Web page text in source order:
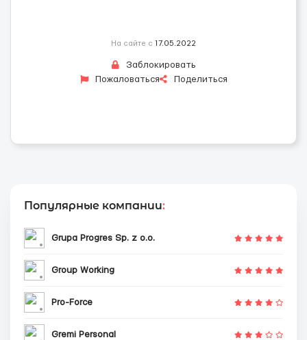
На сайте с 17.05.2022
Заблокировать
Пожаловаться
Поделиться
Популярные компании:
Grupa Progres Sp. z o.o.
Group Working
Pro-Force
Gremi Personal